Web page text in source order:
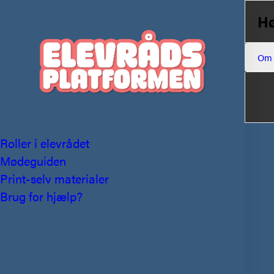
Roller i elevrådet
Mødeguiden
Print-selv materialer
Brug for hjælp?
Om